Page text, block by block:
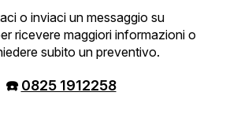
o inviaci un messaggio su
ricevere maggiori informazioni o
subito un preventivo.
☎️0825 1912258